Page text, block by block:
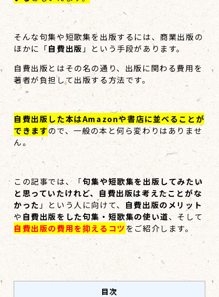
そんな句集や短歌集を出版するには、商業出版の
ほかに「自費出版 」という手段があります。
自費出版とはその名の通り、出版に関わる費用を
著者が負担して出版する方法です。
自費出版した本はAmazonや書店に並べることが
できますので、一般の本と何ら変わりはありませ
ん。
この記事では、「句集や短歌集を出版してみたい
と思っていたけれど、自費出版は考えたことがな
かった 」という人に向けて、 自費出版のメリット
や 自費出版をした句集・短歌集の使い道、そして
自費出版の費用を抑えるコツをご紹介します。
目次